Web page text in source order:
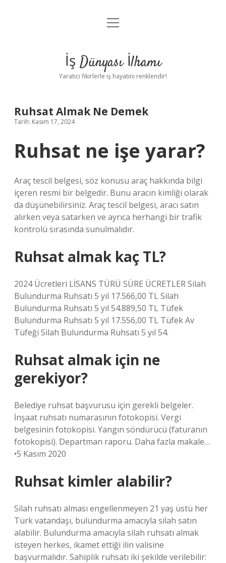
Anasayfa
Yasal Uyarı
menüyü
İş Dünyası İlhamı
Yaratıcı fikirlerle iş hayatını renklendir!
Ruhsat Almak Ne Demek
Tarih: Kasım 17, 2024
Ruhsat ne işe yarar?
Araç tescil belgesi, söz konusu araç hakkında bilgi
içeren resmi bir belgedir. Bunu aracın kimliği olarak
da düşünebilirsiniz. Araç tescil belgesi, aracı satın
alırken veya satarken ve ayrıca herhangi bir trafik
kontrolü sırasında sunulmalıdır.
Ruhsat almak kaç TL?
2024 Ücretleri LİSANS TÜRÜ SÜRE ÜCRETLER Silah
Bulundurma Ruhsatı 5 yıl 17.566,00 TL Silah
Bulundurma Ruhsatı 5 yıl 54.889,50 TL Tüfek
Bulundurma Ruhsatı 5 yıl 17.556,00 TL Tüfek Av
Tüfeği Silah Bulundurma Ruhsatı 5 yıl 54.
Ruhsat almak için ne
gerekiyor?
Belediye ruhsat başvurusu için gerekli belgeler.
İnşaat ruhsatı numarasının fotokopisi. Vergi
belgesinin fotokopisi. Yangın söndürücü (faturanın
fotokopisi). Departman raporu. Daha fazla makale…
•5 Kasım 2020
Ruhsat kimler alabilir?
Silah ruhsatı alması engellenmeyen 21 yaş üstü her
Türk vatandaşı, bulundurma amacıyla silah satın
alabilir. Bulundurma amacıyla silah ruhsatı almak
isteyen herkes, ikamet ettiği ilin valisine
başvurmalıdır. Sahiplik ruhsatı iki şekilde verilebilir: